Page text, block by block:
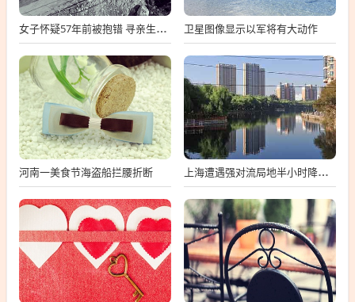
女子怀疑57年前被抱错 寻亲生父母 卫星图像显示以军将有大动作
河南一美食节海盗船拦腰折断 上海遭遇强对流局地半小时降温13℃